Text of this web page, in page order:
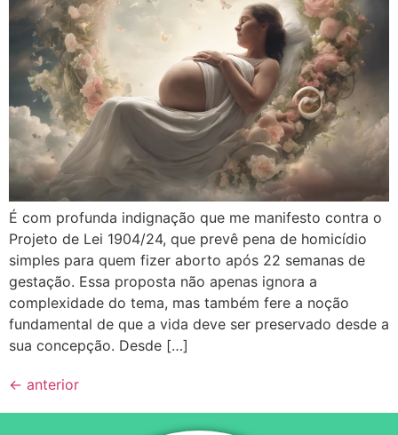
É com profunda indignação que me manifesto contra o
Projeto de Lei 1904/24, que prevê pena de homicídio
simples para quem fizer aborto após 22 semanas de
gestação. Essa proposta não apenas ignora a
complexidade do tema, mas também fere a noção
fundamental de que a vida deve ser preservado desde a
sua concepção. Desde […]
← anterior